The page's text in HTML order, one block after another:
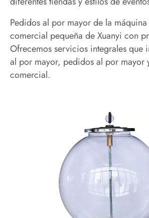
Pedidos al por mayor de la
comercial pequeña de Xuanyi con
Ofrecemos servicios integrales que
al por mayor, pedidos al por mayor
comercial.